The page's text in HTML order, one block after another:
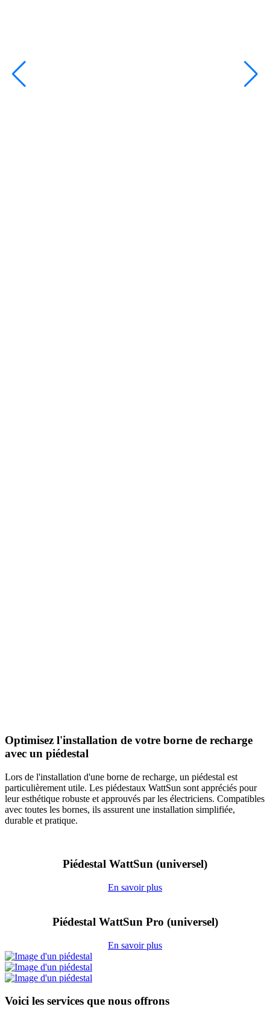
Optimisez l'installation de votre borne de recharge
avec un piédestal
Lors de l'installation d'une borne de recharge, un piédestal est
particulièrement utile. Les piédestaux WattSun sont appréciés pour
leur esthétique robuste et approuvés par les électriciens. Compatibles
avec toutes les bornes, ils assurent une installation simplifiée,
durable et pratique.
Piédestal WattSun (universel)
En savoir plus
Piédestal WattSun Pro (universel)
En savoir plus
Voici les services que nous offrons